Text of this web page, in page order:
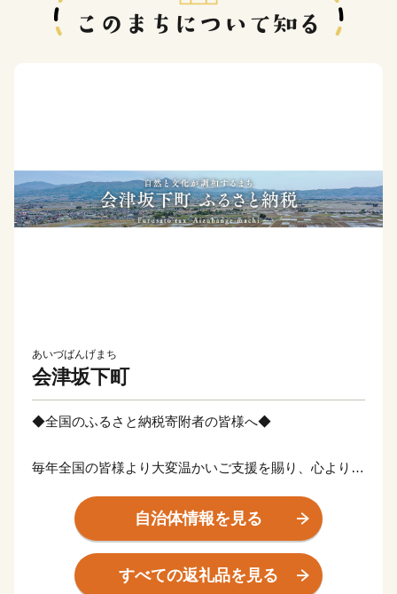
あいづばんげまち
会津坂下町
◆全国のふるさと納税寄附者の皆様へ◆
毎年全国の皆様より大変温かいご支援を賜り、心より感
皆さまからご支援頂きましたご寄附は、寄附目的の趣旨
に沿って大切に活用させて頂きます。
自治体情報を見る
すべての返礼品を見る